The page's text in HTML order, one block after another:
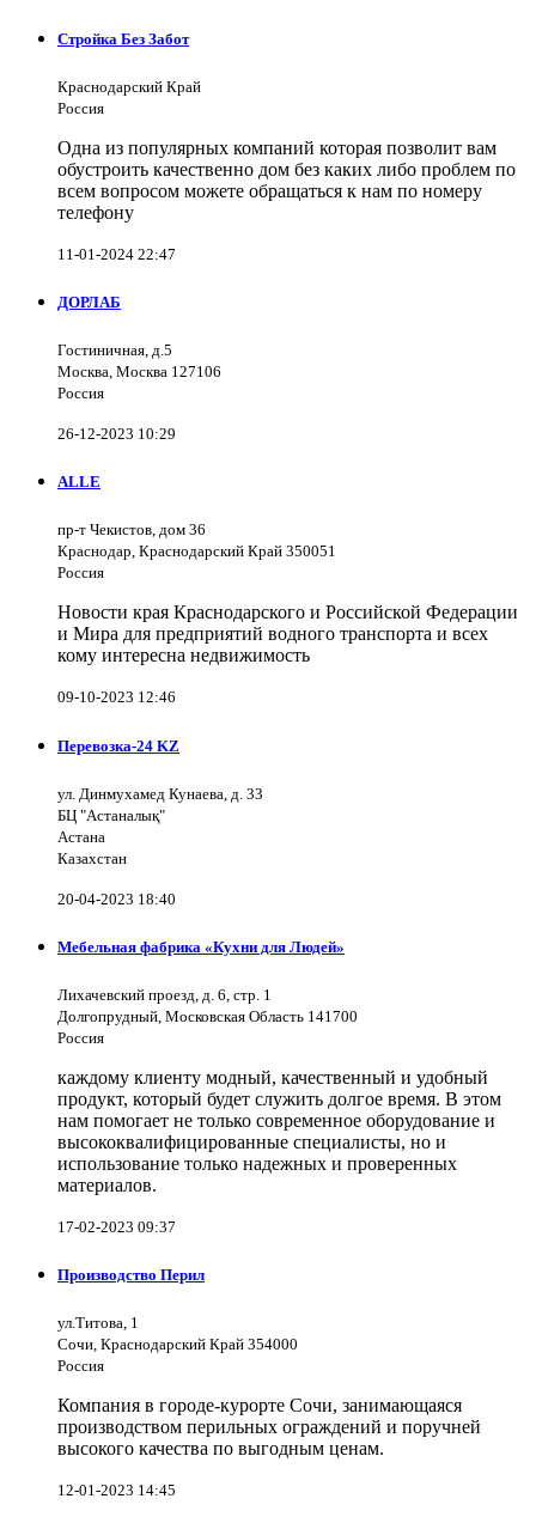
Стройка Без Забот
Краснодарский Край
Россия
Одна из популярных компаний которая позволит вам
обустроить качественно дом без каких либо проблем по
всем вопросом можете обращаться к нам по номеру
телефону
11-01-2024 22:47
ДОРЛАБ
Гостиничная, д.5
Москва, Москва 127106
Россия
26-12-2023 10:29
ALLE
пр-т Чекистов, дом 36
Краснодар, Краснодарский Край 350051
Россия
Новости края Краснодарского и Российской Федерации
и Мира для предприятий водного транспорта и всех
кому интересна недвижимость
09-10-2023 12:46
Перевозка-24 KZ
ул. Динмухамед Кунаева, д. 33
БЦ "Астаналық"
Астана
Казахстан
20-04-2023 18:40
Мебельная фабрика «Кухни для Людей»
Лихачевский проезд, д. 6, стр. 1
Долгопрудный, Московская Область 141700
Россия
каждому клиенту модный, качественный и удобный
продукт, который будет служить долгое время. В этом
нам помогает не только современное оборудование и
высококвалифицированные специалисты, но и
использование только надежных и проверенных
материалов.
17-02-2023 09:37
Производство Перил
ул.Титова, 1
Сочи, Краснодарский Край 354000
Россия
Компания в городе-курорте Сочи, занимающаяся
производством перильных ограждений и поручней
высокого качества по выгодным ценам.
12-01-2023 14:45